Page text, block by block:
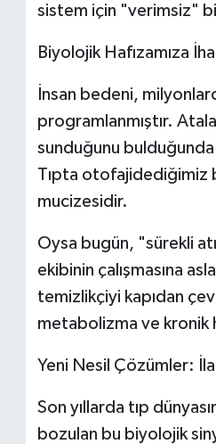
sistem için "verimsiz"
Biyolojik Hafızamıza
İnsan bedeni,
programlanmıştır.
sunduğunu bulduğunda
Tıpta otofajidediğimiz
mucizesidir.
Oysa bugün, "sürekli
ekibinin çalışmasına
temizlikçiyi kapıdan
metabolizma ve kronik
Yeni Nesil Çözümler:
Son yıllarda tıp
bozulan bu biyolojik